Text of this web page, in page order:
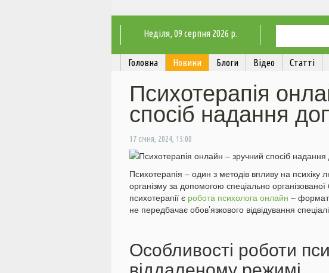
Неділя, 09 серпня 2026 р.
Головна Новини Блоги Відео Статті
Психотерапія
спосіб надання
17 січня, 2024, 15:00
Психотерапія – один з методів впливу на психіку
організму за допомогою спеціально
психотерапії є робота психолога онлайн –
не передбачає обов’язкового відвідування
Особливості роботи